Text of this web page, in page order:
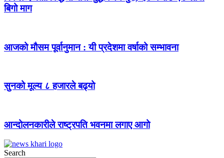
बिगो माग
आजको मौसम पूर्वानुमान : यी प्रदेशमा वर्षाको सम्भावना
सुनको मूल्य ८ हजारले बढ्यो
आन्दोलनकारीले राष्ट्रपति भवनमा लगाए आगो
Search